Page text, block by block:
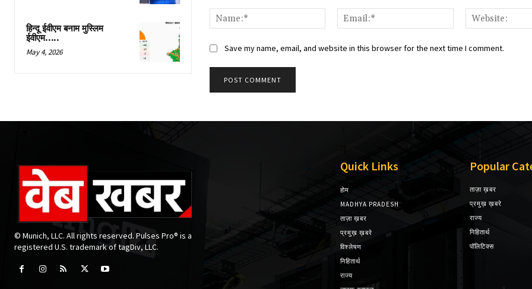
हिन्दू ईवीएम बनाम मुस्लिम
ईवीएम…..
May 4, 2026
Name:*
Email:*
Save my name, email, and website in this browser for the next time I comment.
© Munich, LLC. All rights reserved. Pulses Pro® is a
registered U.S. trademark of tagDiv, LLC.
Quick Links
होम
MADHYA PRADESH
ताज़ा ख़बर
प्रमुख़ ख़बरे
विश्लेषण
निहितार्थ
राज्य
Popular
ताज़ा ख़बर
प्रमुख़ ख़बरे
राज्य
निहितार्थ
पॉलिटिक्स